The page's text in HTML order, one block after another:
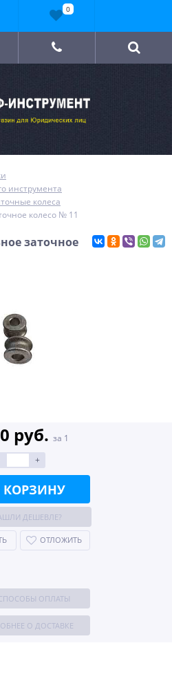
инструмента
колеса
колесо № 11
заточное
руб. за 1
+
КОРЗИНУ
ДЕШЕВЛЕ?
ОТЛОЖИТЬ
ОПЛАТЫ
О ДОСТАВКЕ
0